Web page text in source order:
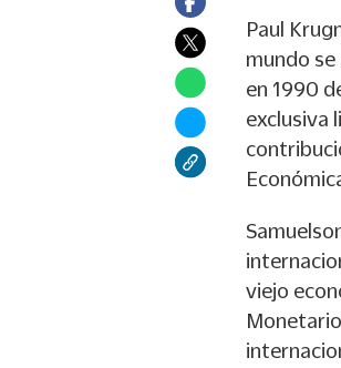
Paul
mundo se
en 1990
exclusiva
viejo